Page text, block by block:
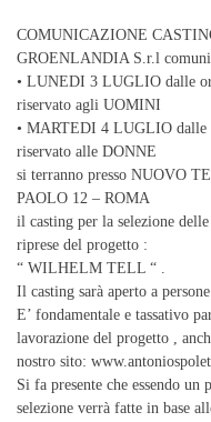
COMUNICAZIONE
GROENLANDIA S.r.l
• LUNEDI 3 LUGLIO dalle
riservato agli UOMINI
• MARTEDI 4 LUGLIO dalle
riservato alle DONNE
si terranno presso NUOVO
PAOLO 12 – ROMA
il casting per la selezione
riprese del progetto :
“ WILHELM TELL “ .
Il casting sarà aperto a
E’ fondamentale e tassativo
lavorazione del progetto ,
nostro sito:
Si fa presente che essendo
selezione verrà fatte in base